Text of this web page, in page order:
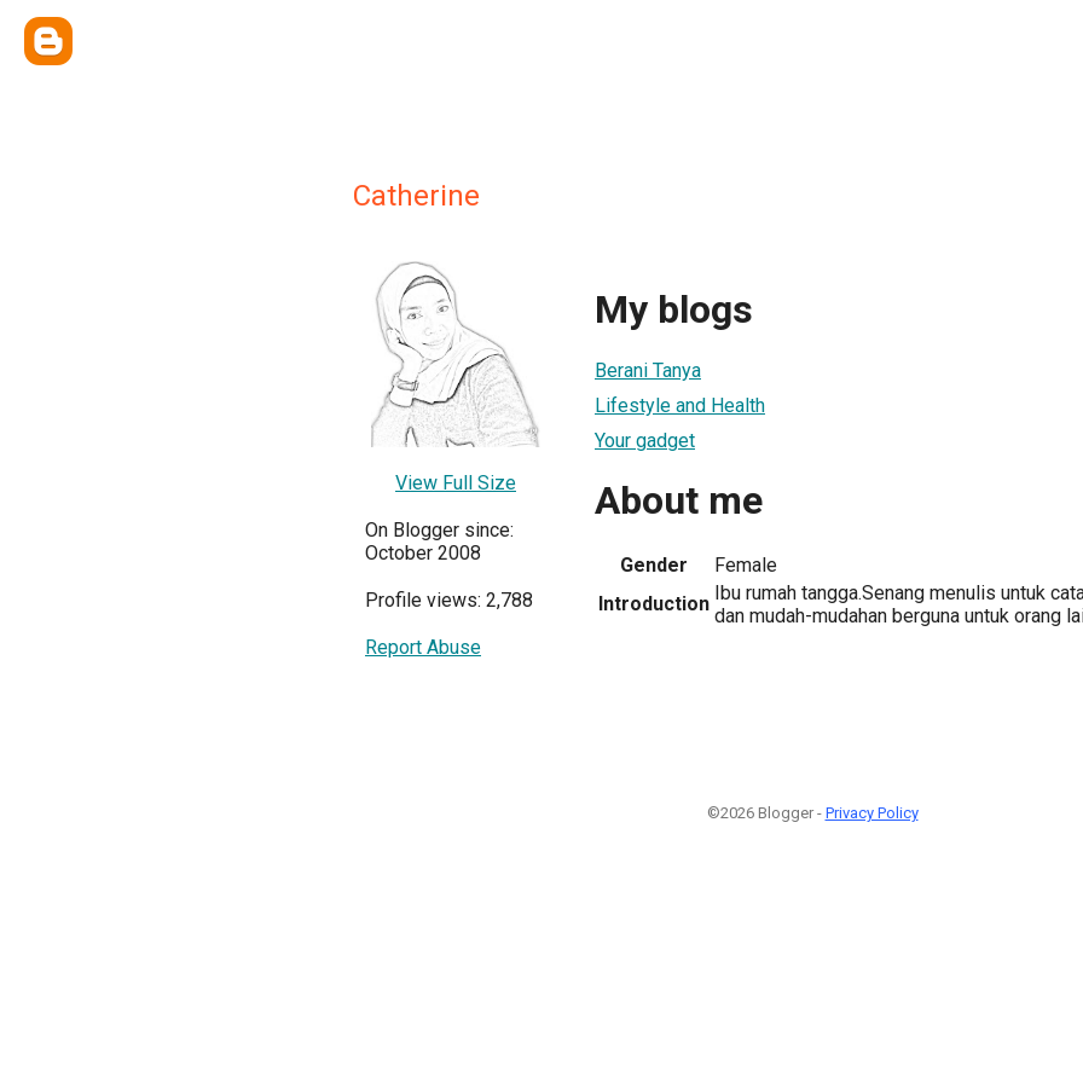
Catherine
View Full Size
On Blogger since:
October 2008
Profile views: 2,788
Report Abuse
My blogs
Berani Tanya
Lifestyle and Health
Your gadget
About me
Gender
Female
Introduction Ibu rumah tangga.Senang menulis untuk
dan mudah-mudahan berguna untuk orang
©2026 Blogger - Privacy Policy